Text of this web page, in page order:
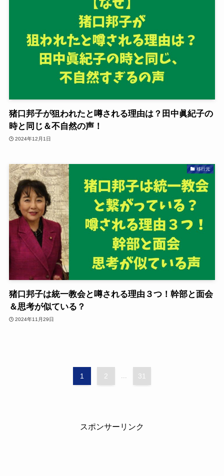
猪口邦子が狙われたと噂される理由は？田中眞紀子の
時と同じ＆不自然の声！
2024年12月1日
移行元
猪口邦子は統一教会と噂される理由３つ！幹部と面会
＆思考が似ている？
2024年11月29日
1 2 ... 31
スポンサーリンク